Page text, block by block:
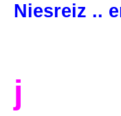
Niesreiz ..
j